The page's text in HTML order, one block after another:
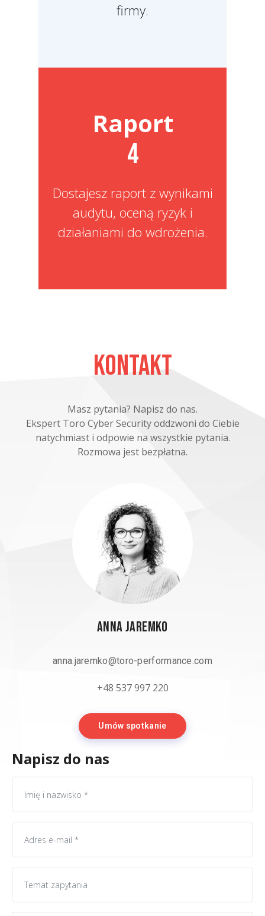
firmy.
Raport
4
Dostajesz raport z wynikami
audytu, oceną ryzyk i
działaniami do wdrożenia.
Kontakt
Masz pytania? Napisz do nas.
Ekspert Toro Cyber Security oddzwoni do Ciebie
natychmiast i odpowie na wszystkie pytania.
Rozmowa jest bezpłatna.
Anna Jaremko
anna.jaremko@toro-performance.com
+48 537 997 220
Umów spotkanie
Napisz do nas